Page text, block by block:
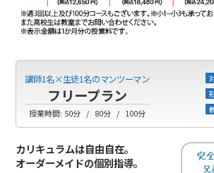
講師1名×生徒1名のマンツーマン
フリープラン
授業時間: 50分 80分 100分
カリキュラムは自由自在。
オーダーメイドの個別指導。